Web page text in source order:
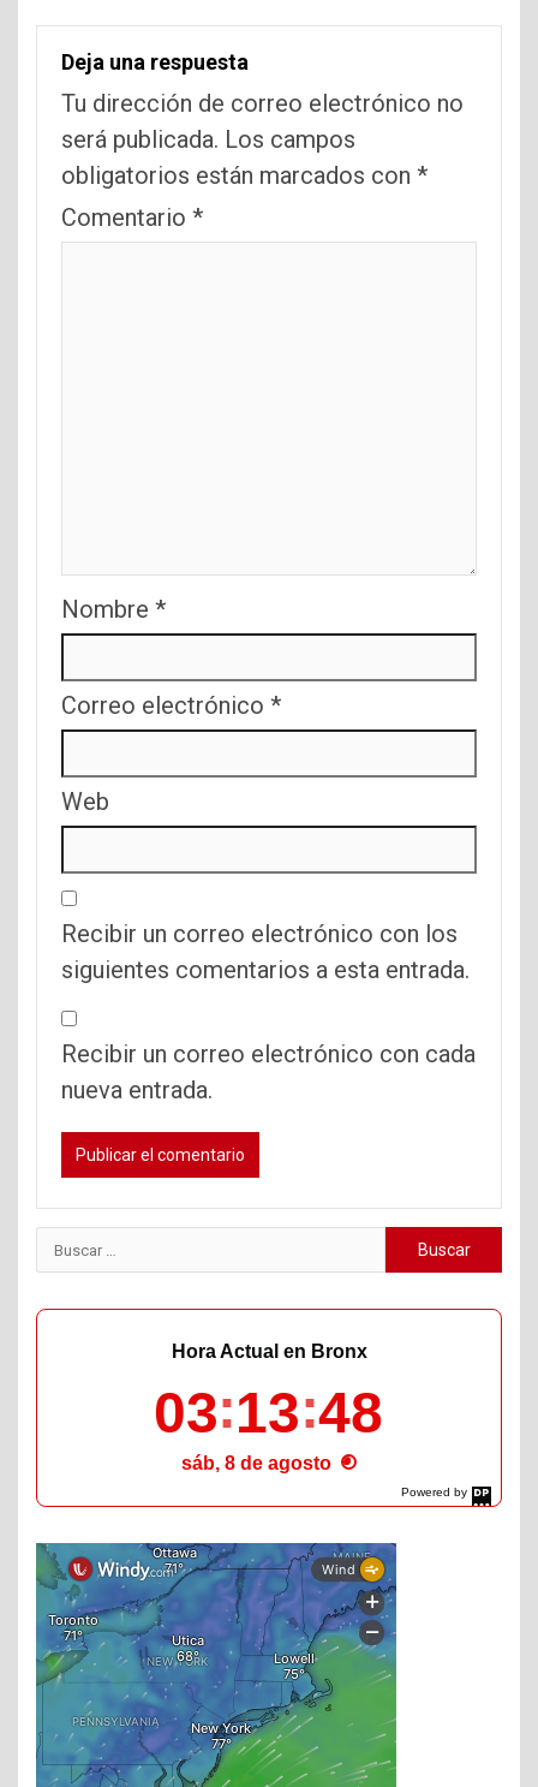
Deja una respuesta
Tu dirección de correo electrónico no
será publicada. Los campos
obligatorios están marcados con *
Comentario *
Nombre *
Correo electrónico *
Web
Recibir un correo electrónico con los
siguientes comentarios a esta entrada.
Recibir un correo electrónico con cada
nueva entrada.
Buscar:
Powered by
DaysPedia.com
Hora Actual en Bronx
03 13 49
sáb, 8 de agosto